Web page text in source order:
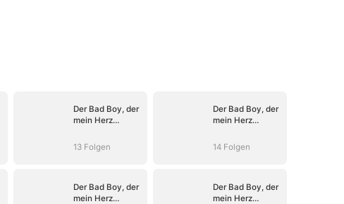
Der Bad Boy, der
mein Herz
13 Folgen
Der Bad Boy, der
mein Herz
14 Folgen
Der Bad Boy, der
mein Herz
Der Bad Boy, der
mein Herz